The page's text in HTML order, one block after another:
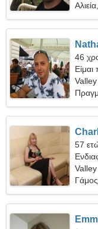
46
Είμαι
57
Γάμος